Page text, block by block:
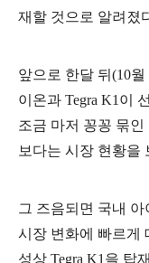
재할 것으로 알려졌
앞으로 한달 뒤(10
이온과 Tegra K1이
조금 마저 꽁꽁 묶인
보다는 시장 현황을
그 즈음되면 국내
시장 변화에 빠르게
성상 Tegra K1을 탑